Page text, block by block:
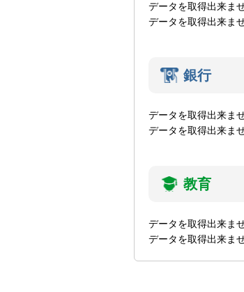
データを取得出来ま
データを取得出来ま
銀行
データを取得出来ま
データを取得出来ま
教育
データを取得出来ま
データを取得出来ま